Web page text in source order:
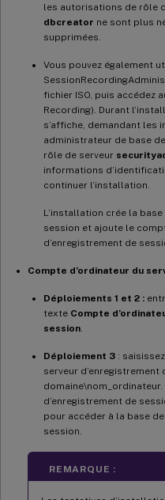
les autorisations de rôle
dbcreator ne sont plus
supprimées.
Vous pouvez également
fichier ISO, puis accédez
Recording). Durant
s’affiche, demandant les
administrateur de base
rôle de serveur
informations
continuer l’installation.
L’installation crée la
session et ajoute le
d’enregistrement de
Compte d’ordinateur du
Déploiements 1 et 2 :
texte Compte
session
Déploiement 3 :
serveur
d’enregistrement de
pour accéder à la base
session.
REMARQUE :